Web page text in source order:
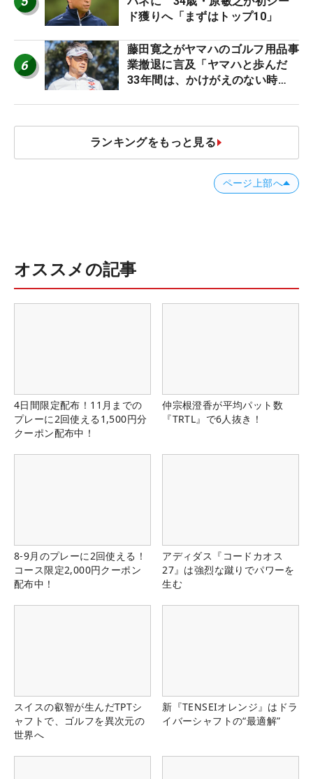
ド獲りへ「まずはトップ10」
6
藤田寛之がヤマハのゴルフ用品事
業撤退に言及「ヤマハと歩んだ
33年間は、かけがえのない時
ランキングをもっと見る
ページ上部へ
オススメの記事
4日間限定配布！11月までの
プレーに2回使える1,500円分
クーポン配布中！
仲宗根澄香が平均パット数
『TRTL』で6人抜き！
8-9月のプレーに2回使える！
コース限定2,000円クーポン
配布中！
アディダス『コードカオス
27』は強烈な蹴りでパワーを
生む
スイスの叡智が生んだTPTシ
ャフトで、ゴルフを異次元の
世界へ
新『TENSEIオレンジ』はドラ
イバーシャフトの“最適解”